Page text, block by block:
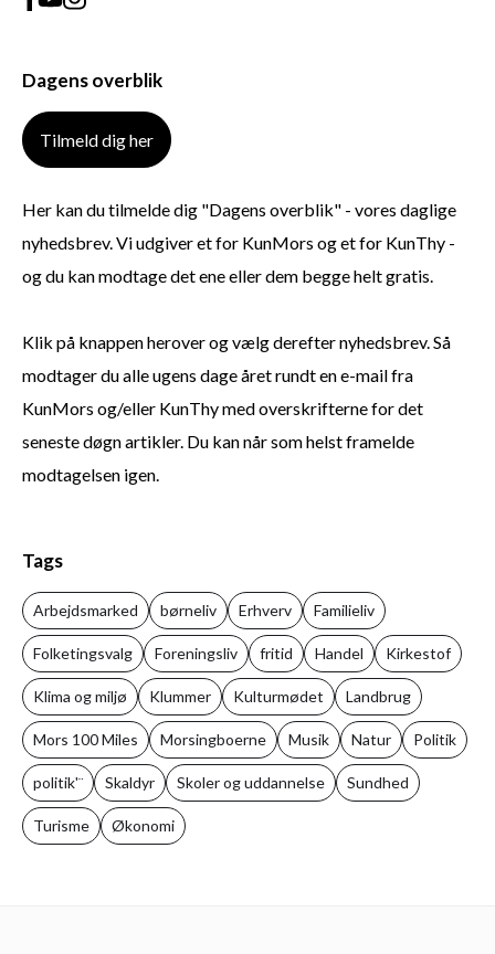
Dagens overblik
Tilmeld dig her
Her kan du tilmelde dig "Dagens overblik" - vores daglige
nyhedsbrev. Vi udgiver et for KunMors og et for KunThy -
og du kan modtage det ene eller dem begge helt gratis.
Klik på knappen herover og vælg derefter nyhedsbrev. Så
modtager du alle ugens dage året rundt en e-mail fra
KunMors og/eller KunThy med overskrifterne for det
seneste døgn artikler. Du kan når som helst framelde
modtagelsen igen.
Tags
Arbejdsmarked børneliv Erhverv Familieliv
Folketingsvalg Foreningsliv fritid Handel Kirkestof
Klima og miljø Klummer Kulturmødet Landbrug
Mors 100 Miles Morsingboerne Musik Natur Politik
politik'¨ Skaldyr Skoler og uddannelse Sundhed
Turisme Økonomi